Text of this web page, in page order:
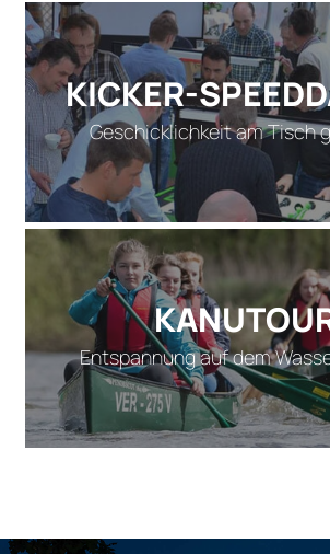
KICKER-
Geschicklichkeit am Tisch
Entspannung auf dem